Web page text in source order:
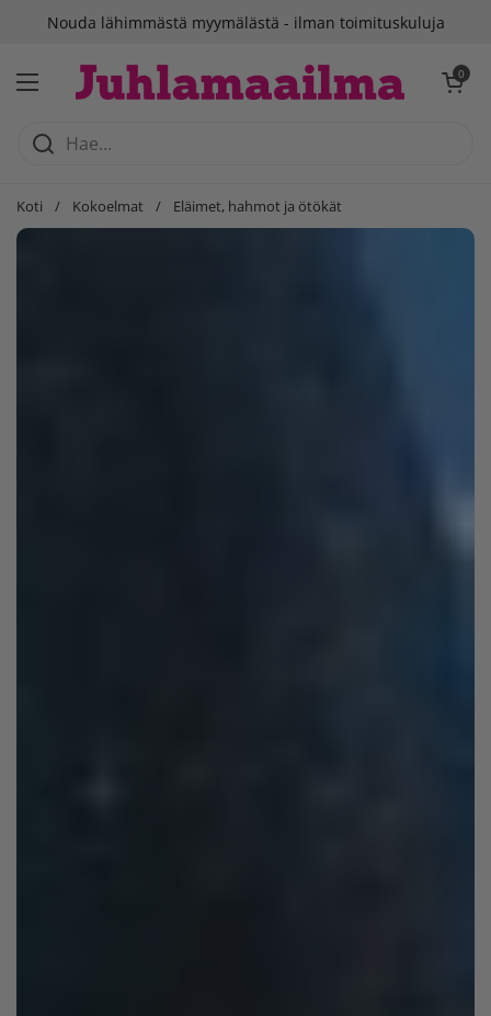
Siirry sisältöön Suomalainen verkkokauppa
Avaa valikko
Avaa 0
Koti / Kokoelmat / Eläimet, hahmot ja ötökät